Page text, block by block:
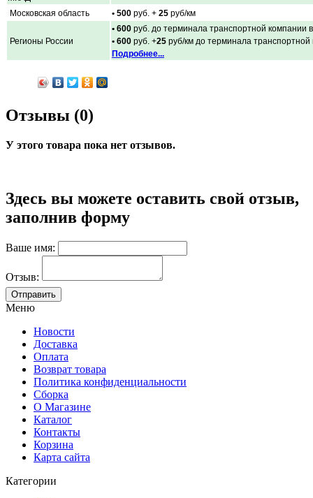
Московская область
• 500 руб. + 25 руб/км
Регионы России
• 600 руб. до терминала транспортной компании
• 600 руб. +25 руб/км до терминала
Подробнее...
Отзывы (0)
У этого товара пока нет отзывов.
Здесь вы можете оставить свой отзыв,
заполнив форму
Ваше имя:
Отзыв:
Меню
Новости
Доставка
Оплата
Возврат товара
Политика конфиденциальности
Сборка
О Магазине
Каталог
Контакты
Корзина
Карта сайта
Категории